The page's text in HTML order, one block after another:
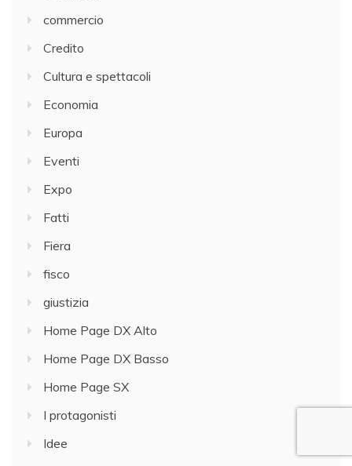
commercio
Credito
Cultura e spettacoli
Economia
Europa
Eventi
Expo
Fatti
Fiera
fisco
giustizia
Home Page DX Alto
Home Page DX Basso
Home Page SX
I protagonisti
Idee